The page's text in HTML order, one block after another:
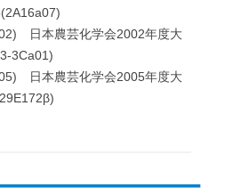
日本農芸化学会2002年度大
3Ca01)
日本農芸化学会2005年度大